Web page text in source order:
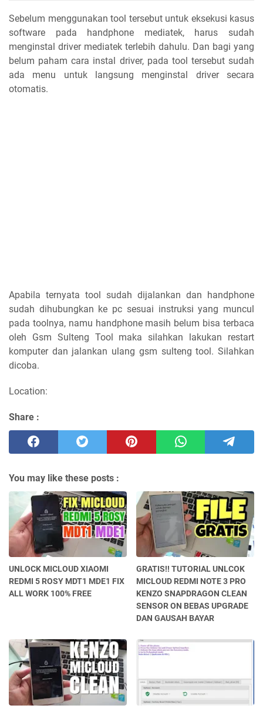
Sebelum menggunakan tool tersebut untuk eksekusi kasus
software pada handphone mediatek, harus sudah
menginstal driver mediatek terlebih dahulu. Dan bagi yang
belum paham cara instal driver, pada tool tersebut sudah
ada menu untuk langsung menginstal driver secara
otomatis.
Apabila ternyata tool sudah dijalankan dan handphone
sudah dihubungkan ke pc sesuai instruksi yang muncul
pada toolnya, namu handphone masih belum bisa terbaca
oleh Gsm Sulteng Tool maka silahkan lakukan restart
komputer dan jalankan ulang gsm sulteng tool. Silahkan
dicoba.
Location:
Share :
You may like these posts :
UNLOCK MICLOUD XIAOMI
REDMI 5 ROSY MDT1 MDE1 FIX
ALL WORK 100% FREE
GRATIS!! TUTORIAL UNLCOK
MICLOUD REDMI NOTE 3 PRO
KENZO SNAPDRAGON CLEAN
SENSOR ON BEBAS UPGRADE
DAN GAUSAH BAYAR